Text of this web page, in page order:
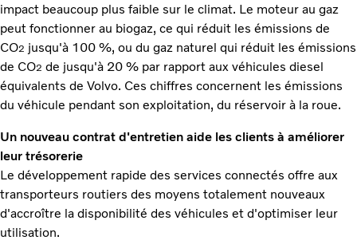
impact beaucoup plus faible sur le climat. Le moteur au gaz
peut fonctionner au biogaz, ce qui réduit les émissions de
CO2 jusqu'à 100 %, ou du gaz naturel qui réduit les émissions
de CO2 de jusqu'à 20 % par rapport aux véhicules diesel
équivalents de Volvo. Ces chiffres concernent les émissions
du véhicule pendant son exploitation, du réservoir à la roue.
Un nouveau contrat d'entretien aide les clients à améliorer
leur trésorerie
Le développement rapide des services connectés offre aux
transporteurs routiers des moyens totalement nouveaux
d'accroître la disponibilité des véhicules et d'optimiser leur
utilisation.